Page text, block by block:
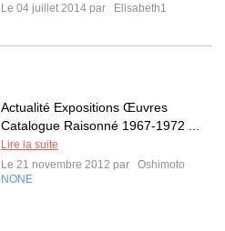
Le 04 juillet 2014 par
Elisabeth1
Actualité Expositions Œuvres
Catalogue Raisonné 1967-1972 ...
Lire la suite
Le 21 novembre 2012 par
Oshimoto
NONE